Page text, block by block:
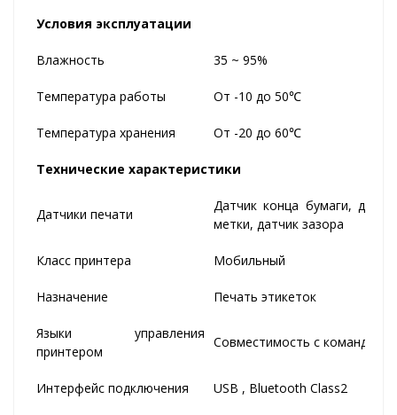
Условия эксплуатации
Влажность 35 ~ 95%
Температура работы От -10 до 50℃
Температура хранения От -20 до 60℃
Технические характеристики
Датчики печати
Датчик конца бумаги,
метки, датчик зазора
Класс принтера Мобильный
Назначение Печать этикеток
Языки управления
принтером
Совместимость с командами
Интерфейс подключения USB , Bluetooth Class2